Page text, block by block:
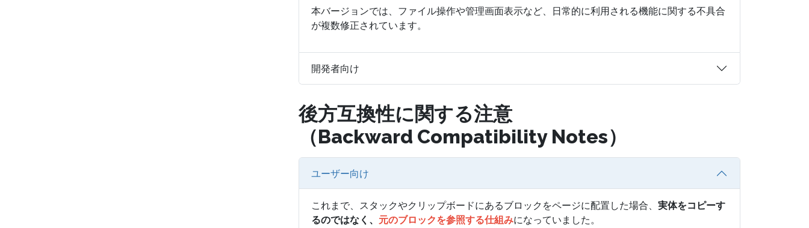
本バージョンでは、ファイル操作や管理画面表示など、日常的に利用される機能に関する不具合
が複数修正されています。
開発者向け
後方互換性に関する注意
（Backward Compatibility Notes）
ユーザー向け
これまで、スタックやクリップボードにあるブロックをページに配置した場合、 実体をコピーす
るのではなく、 元のブロックを参照する仕組みになっていました。